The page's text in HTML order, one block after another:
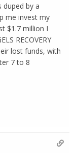
duped by a
me invest my
$1.7 million I
RECOVERY
lost funds, with
7 to 8